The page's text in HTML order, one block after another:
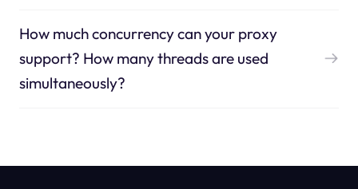
How much concurrency can your proxy
support? How many threads are used
simultaneously?